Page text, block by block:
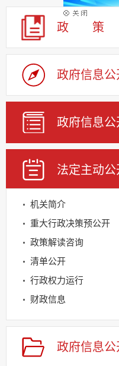
政 策
政府信息公
政府信息公
法定主动公
机关简介
重大行政决策预公开
政策解读咨询
清单公开
行政权力运行
财政信息
基层重点领域信息公开
规划信息
建议提案办理
政府信息公